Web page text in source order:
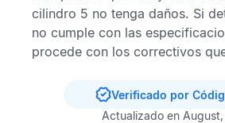
cilindro 5 no tenga daños. Si
no cumple con las
procede con los correctivos
Verificado por
Actualizado en